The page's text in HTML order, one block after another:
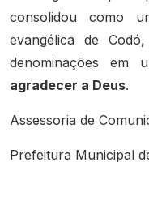
consolidou como
evangélica de
denominações em
agradecer a Deus.
Assessoria de
Prefeitura Municipal